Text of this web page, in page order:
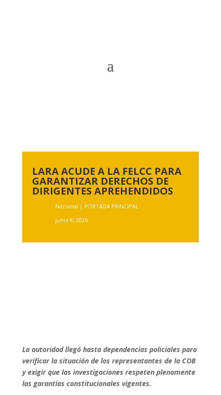
LARA ACUDE A LA FELCC PARA
GARANTIZAR DERECHOS DE
DIRIGENTES APREHENDIDOS
Nacional | PORTADA PRINCIPAL
junio 8, 2026
La autoridad llegó hasta dependencias policiales para
verificar la situación de los representantes de la COB
y exigir que las investigaciones respeten plenamente
las garantías constitucionales vigentes.